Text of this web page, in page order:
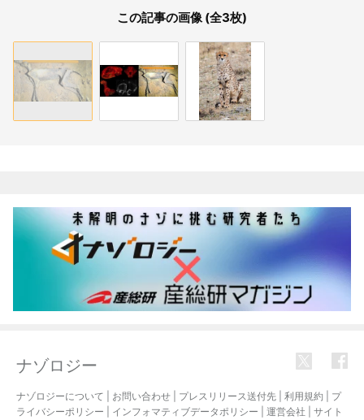
この記事の画像 (全3枚)
ナゾロジー
ナゾロジーについて お問い合わせ プレスリリース送付先 利用規約
プ
ライバシーポリシー
インフォマティブデータポリシー 運営会社
サイト